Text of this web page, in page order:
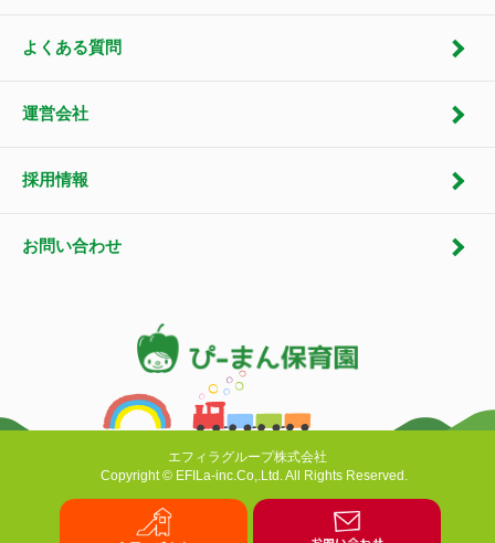
よくある質問
運営会社
採用情報
お問い合わせ
エフィラグループ株式会社
Copyright © EFILa-inc.Co,.Ltd. All Rights Reserved.